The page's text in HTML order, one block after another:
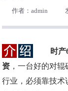
作者：admin
时产
资 ，一台好的对
行业，必须靠技术